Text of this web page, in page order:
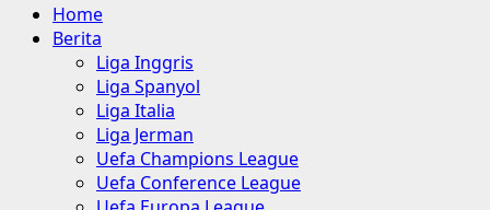
Primary
Menu
Home
Berita
Liga Inggris
Liga Spanyol
Liga Italia
Liga Jerman
Uefa Champions League
Uefa Conference League